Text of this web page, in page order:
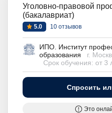
Уголовно-правовой
(бакалавриат)
5.0 10 отзывов
ИПО. Институт
образования
г.
Срок обучения: от 3
Спросить
Это